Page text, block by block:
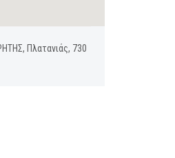
Πλατανιάς, 730